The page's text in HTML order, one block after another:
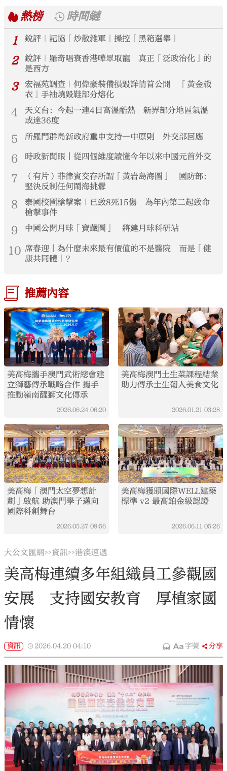
熱榜
時間鏈
1
銳評｜記協「炒散雜軍」操控「黑箱選舉」
2
銳評｜羅奇唱衰香港嘩眾取寵 真正「泛政治化」的
是西方
3
宏福苑調查｜何偉豪裝備損毀詳情首公開 「黃金戰
衣」手袖燒毀鞋部分熔化
4
天文台：今起一連4日高溫酷熱 新界部分地區氣溫
或達36度
5 所羅門群島新政府重申支持一中原則 外交部回應
6 時政新聞眼丨從四個維度讀懂今年以來中國元首外交
7
（有片）菲律賓交存所謂「黃岩島海圖」 國防部：
堅決反制任何鬧海挑釁
8
泰國校園槍擊案｜已致8死15傷 為年內第二起致命
槍擊事件
9 中國公開月球「寶藏圖」 將建月球科研站
10 席春迎丨為什麼未來最有價值的不是醫院 而是「健
康共同體」？
推薦內容
美高梅攜手澳門武術總會建
立獅藝傳承戰略合作 攜手
推動嶺南醒獅文化傳承
2026.06.24 06:20
美高梅澳門土生菜課程結業
助力傳承土生葡人美食文化
2026.01.21 03:28
美高梅「澳門太空夢想計
劃」啟航 助澳門學子邁向
國際科創舞台
2026.05.27 08:56
美高梅獲頒國際WELL建築
標準 v2 最高鉑金級認證
2026.06.11 05:26
大公文匯網>>資訊>>港澳速遞
美高梅連續多年組織員工參觀國
安展 支持國安教育 厚植家國
情懷
資訊 2026.04.20 04:10 字號 分享